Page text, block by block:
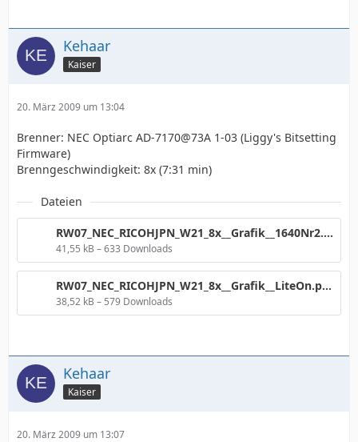
Kehaar
Kaiser
20. März 2009 um 13:04
Brenner: NEC Optiarc AD-7170@73A 1-03 (Liggy's Bitsetting
Firmware)
Brenngeschwindigkeit: 8x (7:31 min)
Dateien
RW07_NEC_RICOHJPN_W21_8x__Grafik__1640Nr2.png
41,55 kB – 633 Downloads
RW07_NEC_RICOHJPN_W21_8x__Grafik__LiteOn.png
38,52 kB – 579 Downloads
Kehaar
Kaiser
20. März 2009 um 13:07